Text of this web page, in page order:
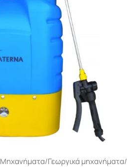
Μηχανήματα/Γεωργικά μηχανήματα/